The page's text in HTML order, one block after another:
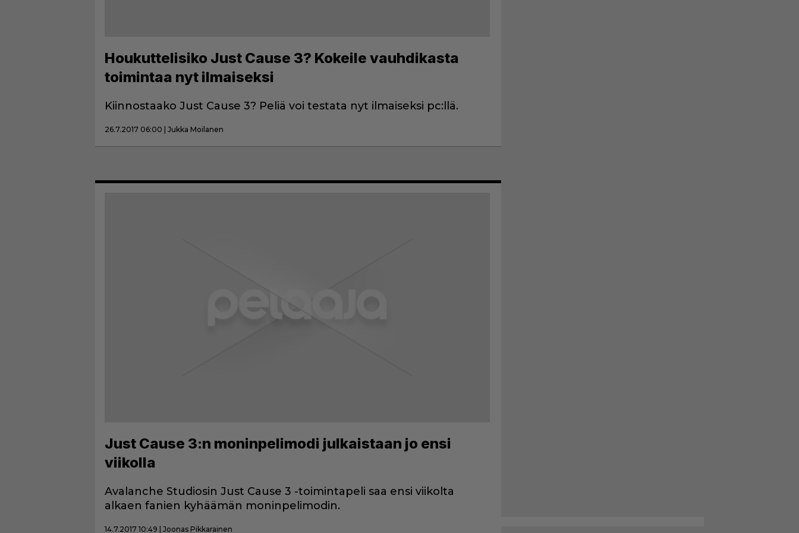
Houkuttelisiko Just Cause 3? Kokeile vauhdikasta
toimintaa nyt ilmaiseksi
Kiinnostaako Just Cause 3? Peliä voi testata nyt ilmaiseksi pc:llä.
26.7.2017 06:00 | Jukka Moilanen
Just Cause 3:n moninpelimodi julkaistaan jo ensi
viikolla
Avalanche Studiosin Just Cause 3 -toimintapeli saa ensi viikolta
alkaen fanien kyhäämän moninpelimodin.
14.7.2017 10:49 | Joonas Pikkarainen